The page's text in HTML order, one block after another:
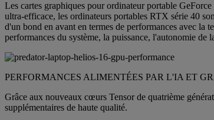
Les cartes graphiques pour ordinateur portable
ultra-efficace, les ordinateurs portables RTX série 40
d'un bond en avant en termes de performances avec
performances du système, la puissance, l'autonomie
PERFORMANCES ALIMENTÉES PAR L'IA ET
Grâce aux nouveaux cœurs Tensor de quatrième
supplémentaires de haute qualité.